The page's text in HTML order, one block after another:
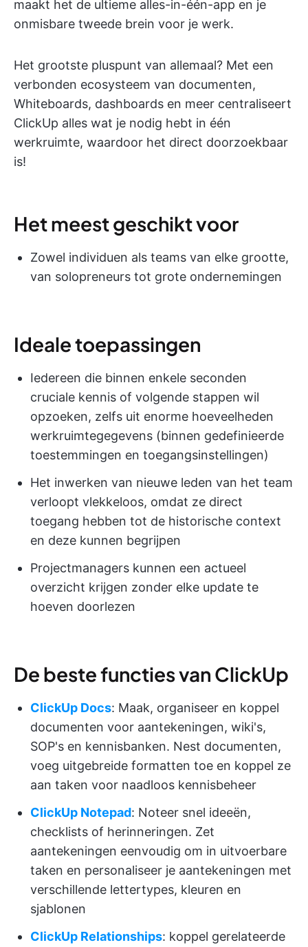
maakt het de ultieme alles-in-één-app en je
onmisbare tweede brein voor je werk.
Het grootste pluspunt van allemaal? Met een
verbonden ecosysteem van documenten,
Whiteboards, dashboards en meer centraliseert
ClickUp alles wat je nodig hebt in één
werkruimte, waardoor het direct doorzoekbaar
is!
Het meest geschikt voor
Zowel individuen als teams van elke grootte,
van solopreneurs tot grote ondernemingen
Ideale toepassingen
Iedereen die binnen enkele seconden
cruciale kennis of volgende stappen wil
opzoeken, zelfs uit enorme hoeveelheden
werkruimtegegevens (binnen gedefinieerde
toestemmingen en toegangsinstellingen)
Het inwerken van nieuwe leden van het team
verloopt vlekkeloos, omdat ze direct
toegang hebben tot de historische context
en deze kunnen begrijpen
Projectmanagers kunnen een actueel
overzicht krijgen zonder elke update te
hoeven doorlezen
De beste functies van ClickUp
ClickUp Docs: Maak, organiseer en koppel
documenten voor aantekeningen, wiki's,
SOP's en kennisbanken. Nest documenten,
voeg uitgebreide formatten toe en koppel ze
aan taken voor naadloos kennisbeheer
ClickUp Notepad: Noteer snel ideeën,
checklists of herinneringen. Zet
aantekeningen eenvoudig om in uitvoerbare
taken en personaliseer je aantekeningen met
verschillende lettertypes, kleuren en
sjablonen
ClickUp Relationships: koppel gerelateerde